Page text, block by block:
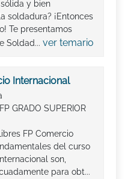
y bien
soldadura? ¡Entonces
Te presentamos
Soldad... ver temario
Internacional
GRADO SUPERIOR
FP Comercio
del curso
son,
para obt...